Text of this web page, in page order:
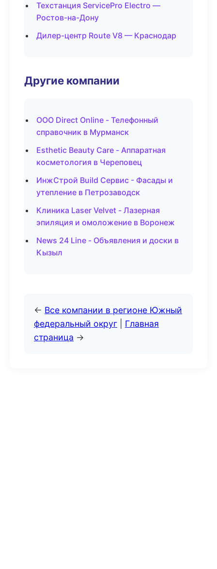
Техстанция ServicePro Electro —
Ростов-на-Дону
Дилер-центр Route V8 — Краснодар
Другие компании
ООО Direct Online - Телефонный
справочник в Мурманск
Esthetic Beauty Care - Аппаратная
косметология в Череповец
ИнжСтрой Build Сервис - Фасады и
утепление в Петрозаводск
Клиника Laser Velvet - Лазерная
эпиляция и омоложение в Воронеж
News 24 Line - Объявления и доски в
Кызыл
← Все компании в регионе Южный
федеральный округ
Главная
страница →